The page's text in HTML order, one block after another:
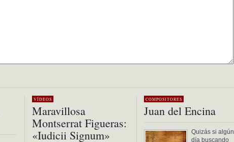
VÍDEOS
Maravillosa
Montserrat Figueras:
«Iudicii Signum»
COMPOSITORES
Juan del Encina
Quizás si algún
día buscando